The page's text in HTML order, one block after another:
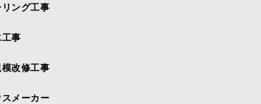
リング工事
工事
模改修工事
スメーカー